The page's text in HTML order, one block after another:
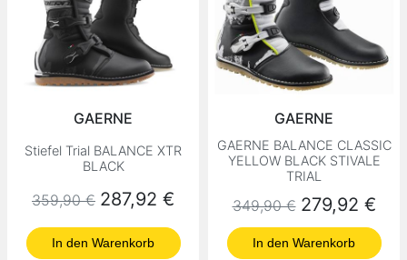
GAERNE
Stiefel Trial BALANCE XTR
BLACK
Normaler Preis
359,90 € Preis
287,92 €
In den Warenkorb
GAERNE
GAERNE BALANCE CLASSIC
YELLOW BLACK STIVALE
TRIAL
Normaler Preis
349,90 € Preis
279,92 €
In den Warenkorb